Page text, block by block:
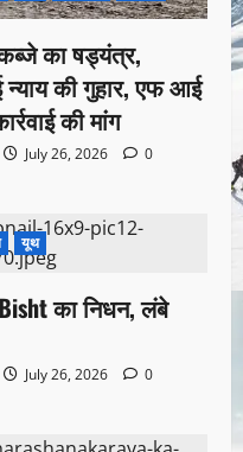
का षड्यंत्र,
की गुहार, एफ आई
की मांग
July 26, 2026
0
यूथ
का निधन, लंबे
July 26, 2026
0